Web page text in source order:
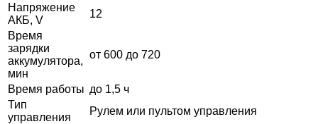
Напряжение
АКБ, V
12
Время
зарядки
аккумулятора,
мин
от 600 до 720
Время работы до 1,5 ч
Тип
управления
Рулем или пультом управления